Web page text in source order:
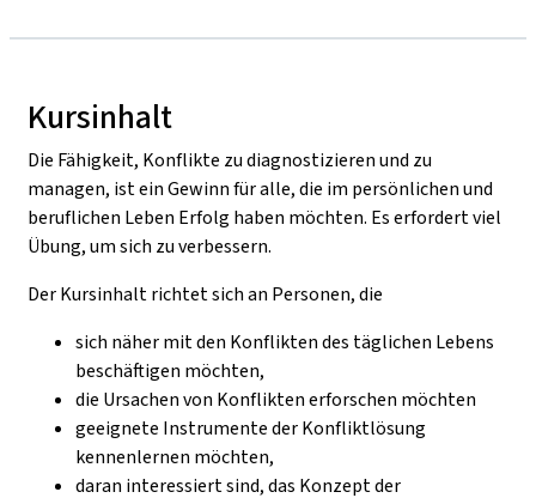
Kursinhalt
Die Fähigkeit, Konflikte zu diagnostizieren und zu
managen, ist ein Gewinn für alle, die im persönlichen und
beruflichen Leben Erfolg haben möchten. Es erfordert viel
Übung, um sich zu verbessern.
Der Kursinhalt richtet sich an Personen, die
sich näher mit den Konflikten des täglichen Lebens
beschäftigen möchten,
die Ursachen von Konflikten erforschen möchten
geeignete Instrumente der Konfliktlösung
kennenlernen möchten,
daran interessiert sind, das Konzept der